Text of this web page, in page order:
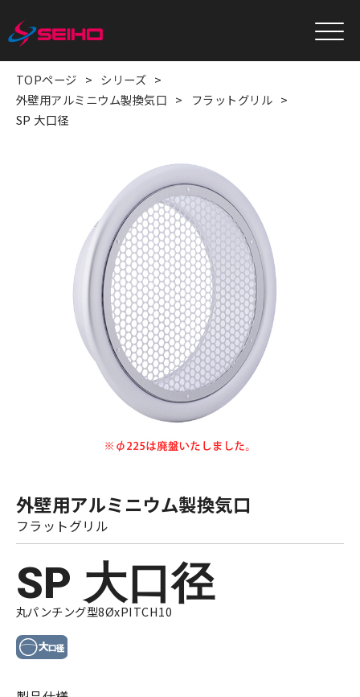
TOPページ
シリーズ
外壁用アルミニウム製換気口
フラットグリル
SP 大口径
外壁用アルミニウム製換気口
フラットグリル
SP 大口径
丸パンチング型8ØxPITCH10